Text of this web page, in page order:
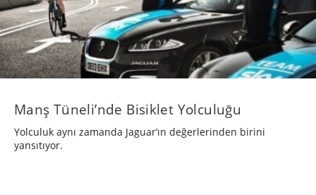
Manş Tüneli’nde Bisiklet Yolculuğu
Yolculuk aynı zamanda Jaguar’ın değerlerinden birini
yansıtıyor.